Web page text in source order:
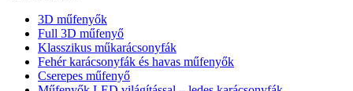
3D műfenyők
Full 3D műfenyő
Klasszikus műkarácsonyfák
Fehér karácsonyfák és havas műfenyők
Cserepes műfenyő